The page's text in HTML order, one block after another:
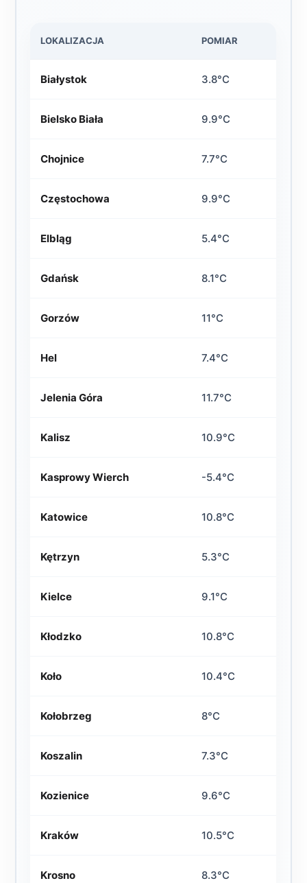
LOKALIZACJA POMIAR
Białystok 3.8°C
Bielsko Biała 9.9°C
Chojnice 7.7°C
Częstochowa 9.9°C
Elbląg 5.4°C
Gdańsk 8.1°C
Gorzów 11°C
Hel 7.4°C
Jelenia Góra 11.7°C
Kalisz 10.9°C
Kasprowy Wierch -5.4°C
Katowice 10.8°C
Kętrzyn 5.3°C
Kielce 9.1°C
Kłodzko 10.8°C
Koło 10.4°C
Kołobrzeg 8°C
Koszalin 7.3°C
Kozienice 9.6°C
Kraków 10.5°C
Krosno 8.3°C